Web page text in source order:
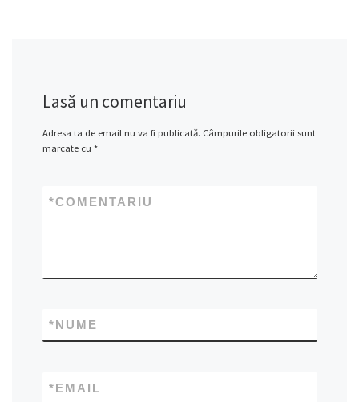
Lasă un comentariu
Adresa ta de email nu va fi publicată. Câmpurile obligatorii sunt
marcate cu *
COMENTARIU
*
NUME
*
EMAIL
*